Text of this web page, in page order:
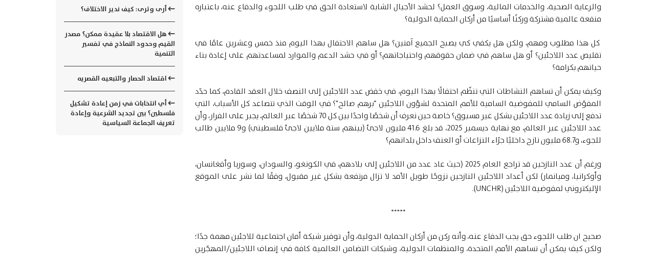
والرعاية الصحية، والخدمات المالية، وسوق العمل؟ لحشد الأجيال الشابة لاستعادة الحق في طلب اللجوء والدفاع عنه، باعتباره
منفعة عالمية مشتركة وركنًا أساسيًا من أركان الحماية الدولية؟
كل هذا مطلوب ومهم، ولكن هل يكفي كي يصبح الجميع آمنين؟ هل ساهم الاحتفال بهذا اليوم منذ خمس وعشرين عامًا في
تقليص عدد اللاجئين؟ أو هل ساهم في ضمان حقوقهم واحتياجاتهم؟ أو في حشد الدعم والموارد لمساعدتهم على إعادة بناء
حياتهم بكرامة؟
وكيف يمكن أن تساهم النشاطات التي تنظّم احتفالًا بهذا اليوم، في خفض عدد اللاجئين إلى النصف خلال العقد القادم، كما حدّد
المفوّض السامي للمفوضية السامية للأمم المتحدة لشؤون اللاجئين "برهم صالح"؟ في الوقت الذي تتصاعد كل الأسباب، التي
تدفع إلى زيادة عدد اللاجئين بشكل غير مسبوق؟ خاصة حين نعرف أن شخصًا واحدًا بين كل 70 شخصًا عبر العالم، يجبر على الفرار، وأن
عدد اللاجئين عبر العالم، مع نهاية ديسمبر 2025، قد بلغ 41.6 مليون لاجئ (بينهم ستة ملايين لاجئ فلسطيني) و9 ملايين طالب
للجوء، و68.7 مليون نازح داخليًا جرّاء النزاعات أو العنف داخل بلدانهم؟
ورغم أن عدد النازحين قد تراجع العام 2025 (حيث عاد عدد من اللاجئين إلى بلادهم، في الكونغو، والسودان، وسوريا وأفغانسان،
وأوكرانيا، وميانمار) لكن أعداد اللاجئين النازحين نزوحًا طويل الأمد لا تزال مرتفعة بشكل غير مقبول، وفقًا لما نشر على الموقع
الإليكتروني لمفوضية اللاجئين (UNCHR
).
*****
صحيح ان طلب اللجوء حق يجب الدفاع عنه، وأنه ركن من أركان الحماية الدولية، وأن توفير شبكة أمان اجتماعية للاجئين مهمة جدًا؛
ولكن كيف يمكن أن تساهم الأمم المتحدة، والمنظمات الدولية، وشبكات التضامن العالمية كافة في إنصاف اللاجئين/المهجّرين
أرى وترى: كيف ندير الاختلاف؟
هل الاقتصاد بلا عقيدة ممكن؟ مصدر
القيم وحدود النماذج في تفسير
التنمية
اقتصاد الحصار والتبعيه القصريه
أي انتخابات في زمن إعادة تشكيل
فلسطين؟ بين تجديد الشرعية وإعادة
تعريف الجماعة السياسية